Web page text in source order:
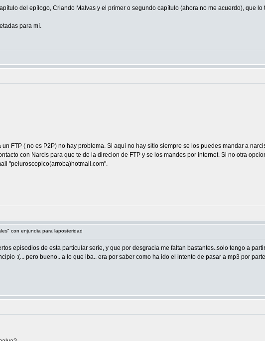
del epílogo, Criando Malvas y el primer o segundo capítulo (ahora no me acuerdo), que
para mí.
FTP ( no es P2P) no hay problema. Si aqui no hay sitio siempre se los puedes mandar a
con Narcis para que te de la direcion de FTP y se los mandes por internet. Si no otra
"peluroscopico(arroba)hotmail.com".
con enjundia para laposteridad
episodios de esta particular serie, y que por desgracia me faltan bastantes..solo tengo a
:(... pero bueno.. a lo que iba.. era por saber como ha ido el intento de pasar a mp3 por